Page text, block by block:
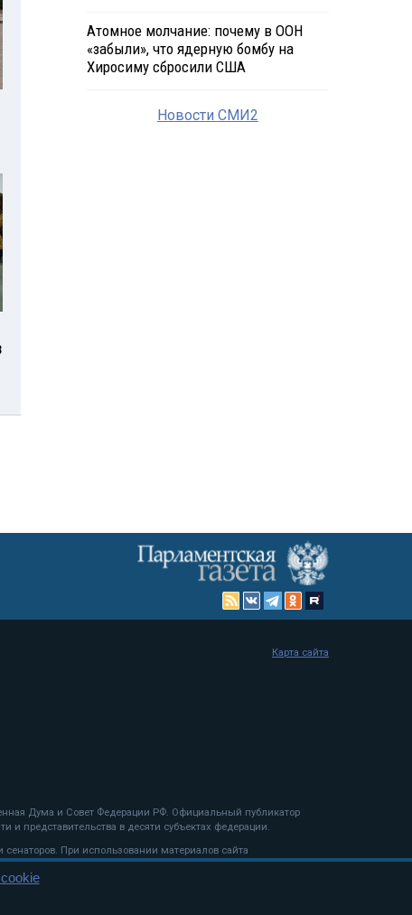
Атомное молчание: почему в ООН
«забыли», что ядерную бомбу на
Хиросиму сбросили США
Новости СМИ2
Дума и Совет Федерации РФ. Официальный публикатор
и представительства в десяти субъектах федерации.
При использовании материалов сайта
Карта сайта